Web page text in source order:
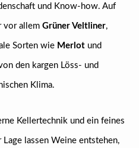
und Know-how. Auf
vor allem Grüner Veltliner,
Sorten wie Merlot und
den kargen Löss- und
Klima.
Kellertechnik und ein feines
lassen Weine entstehen,